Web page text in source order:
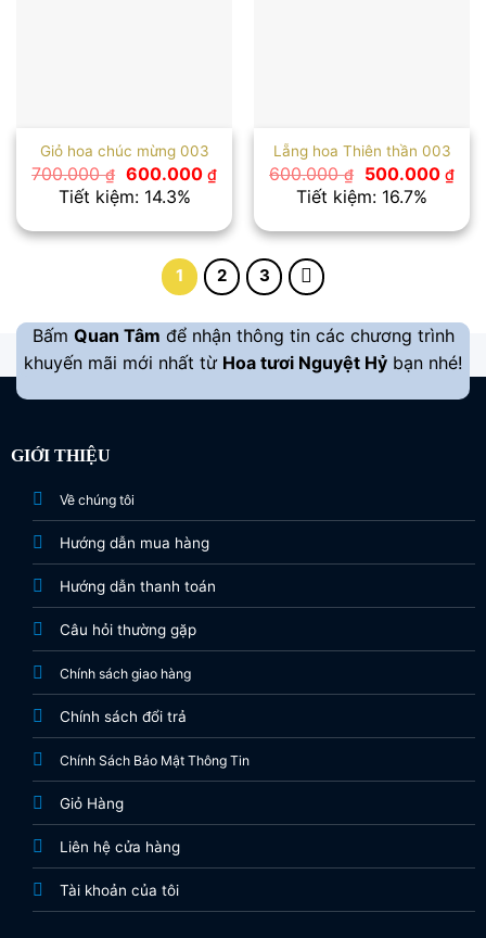
Giỏ hoa chúc mừng 003
700.000₫ Giá
gốc
là:
600.000 ₫Giá
hiện
là:
600.000 ₫.
Tiết kiệm: 14.3%
Lẵng hoa Thiên thần 003
600.000₫
Giá
gốc
là:
500.000 ₫Giá
hiện
là:
Tiết kiệm: 16.7%
1 2 3
Bấm Quan Tâm để nhận thông tin các chương trình
khuyến mãi mới nhất từ Hoa tươi Nguyệt Hỷ bạn nhé!
GIỚI THIỆU
Về chúng tôi
Hướng dẫn mua hàng
Hướng dẫn thanh toán
Câu hỏi thường gặp
Chính sách giao hàng
Chính sách đổi trả
Chính Sách Bảo Mật Thông Tin
Giỏ Hàng
Liên hệ cửa hàng
Tài khoản của tôi